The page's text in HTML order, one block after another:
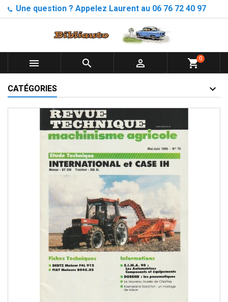
Une question ? Appelez Laurent au 06 76 72 40 97
   shopping_cart0
CATÉGORIES